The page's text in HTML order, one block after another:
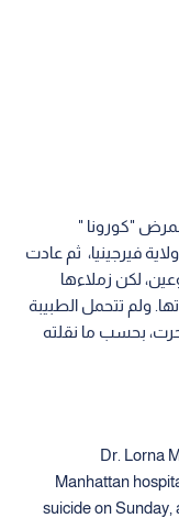
البالغة من العمر 49 عاما بمرض "كورونا "
فيرجينيا، ثم عادت
لكن زملاءها
ولم تتحمل الطبيبة
بحسب ما نقلته
Dr. Lorna
Manhattan
suicide on Sunday,